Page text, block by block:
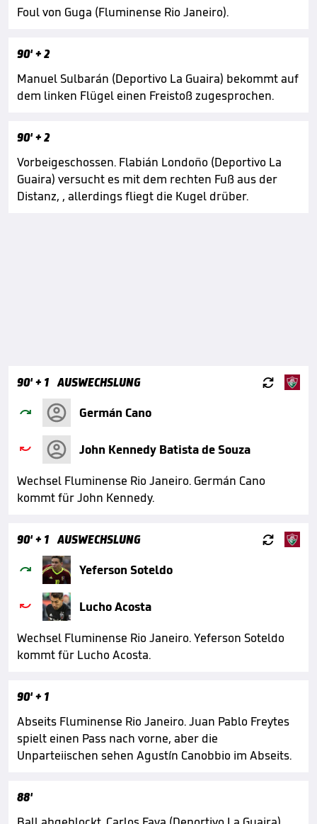
Foul von Guga (Fluminense Rio Janeiro).
90'+ 2
Manuel Sulbarán (Deportivo La Guaira) bekommt auf
dem linken Flügel einen Freistoß zugesprochen.
90'+ 2
Vorbeigeschossen. Flabián Londoño (Deportivo La
Guaira) versucht es mit dem rechten Fuß aus der
Distanz, , allerdings fliegt die Kugel drüber.
90'+ 1 AUSWECHSLUNG 
 Germán Cano

John Kennedy Batista de Souza
Wechsel Fluminense Rio Janeiro. Germán Cano
kommt für John Kennedy.
90'+ 1 AUSWECHSLUNG 
 Yeferson Soteldo

Lucho Acosta
Wechsel Fluminense Rio Janeiro. Yeferson Soteldo
kommt für Lucho Acosta.
90'+ 1
Abseits Fluminense Rio Janeiro. Juan Pablo Freytes
spielt einen Pass nach vorne, aber die
Unparteiischen sehen Agustín Canobbio im Abseits.
88'